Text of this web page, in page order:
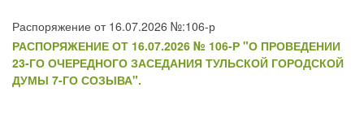
Распоряжение от 16.07.2026 №:106-р
РАСПОРЯЖЕНИЕ ОТ 16.07.2026 № 106-Р "О ПРОВЕДЕНИИ
23-ГО ОЧЕРЕДНОГО ЗАСЕДАНИЯ ТУЛЬСКОЙ ГОРОДСКОЙ
ДУМЫ 7-ГО СОЗЫВА".